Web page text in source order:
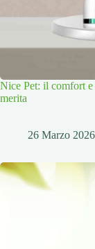
Nice Pet: il comfort
merita
26 Marzo 2026